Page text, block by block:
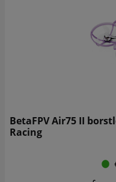
BetaFPV Air75 II
Racing